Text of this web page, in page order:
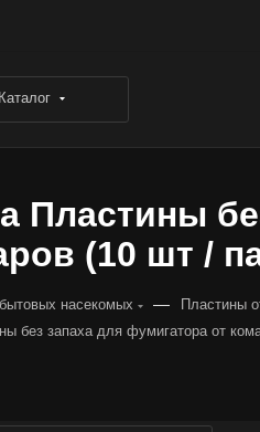
Каталог
Пластины
(10 шт /
насекомых — Пластины
без запаха для фумигатора от